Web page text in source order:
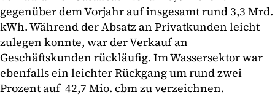
gegenüber dem Vorjahr auf insgesamt rund 3,3 Mrd.
kWh. Während der Absatz an Privatkunden leicht
zulegen konnte, war der Verkauf an
Geschäftskunden rückläufig. Im Wassersektor war
ebenfalls ein leichter Rückgang um rund zwei
Prozent auf 42,7 Mio. cbm zu verzeichnen.